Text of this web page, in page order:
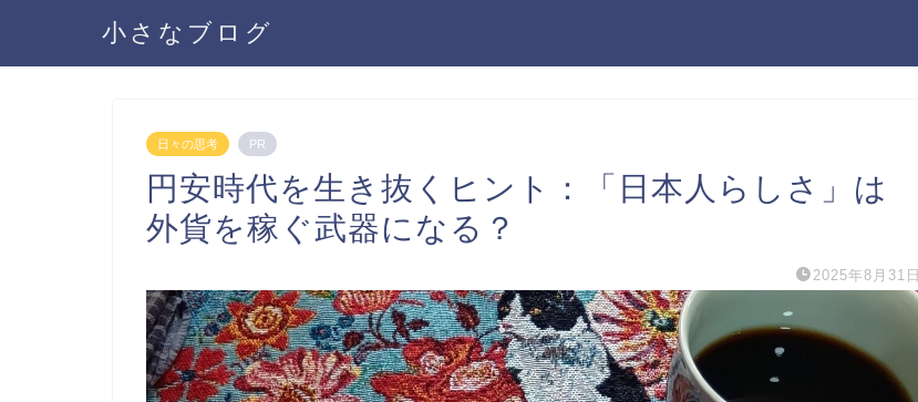
小さなブログ
日々の思考 PR
円安時代を生き抜くヒント：「日本人らしさ」は
外貨を稼ぐ武器になる？
2025年8月31日